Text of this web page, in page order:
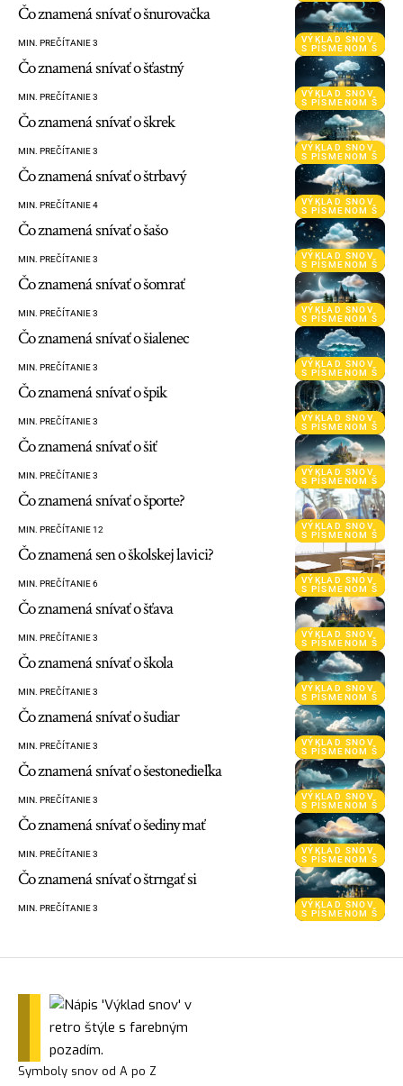
VÝKLAD SNOV
S PÍSMENOM Š
Čo znamená snívať o šnurovačka
MIN. PREČÍTANIE 3
VÝKLAD SNOV
S PÍSMENOM Š
Čo znamená snívať o šťastný
MIN. PREČÍTANIE 3
VÝKLAD SNOV
S PÍSMENOM Š
Čo znamená snívať o škrek
MIN. PREČÍTANIE 3
VÝKLAD SNOV
S PÍSMENOM Š
Čo znamená snívať o štrbavý
MIN. PREČÍTANIE 4
VÝKLAD SNOV
S PÍSMENOM Š
Čo znamená snívať o šašo
MIN. PREČÍTANIE 3
VÝKLAD SNOV
S PÍSMENOM Š
Čo znamená snívať o šomrať
MIN. PREČÍTANIE 3
VÝKLAD SNOV
S PÍSMENOM Š
Čo znamená snívať o šialenec
MIN. PREČÍTANIE 3
VÝKLAD SNOV
S PÍSMENOM Š
Čo znamená snívať o špik
MIN. PREČÍTANIE 3
VÝKLAD SNOV
S PÍSMENOM Š
Čo znamená snívať o šiť
MIN. PREČÍTANIE 3
VÝKLAD SNOV
S PÍSMENOM Š
Čo znamená snívať o športe?
MIN. PREČÍTANIE 12
VÝKLAD SNOV
S PÍSMENOM Š
Čo znamená sen o školskej lavici?
MIN. PREČÍTANIE 6
VÝKLAD SNOV
S PÍSMENOM Š
Čo znamená snívať o šťava
MIN. PREČÍTANIE 3
VÝKLAD SNOV
S PÍSMENOM Š
Čo znamená snívať o škola
MIN. PREČÍTANIE 3
VÝKLAD SNOV
S PÍSMENOM Š
Čo znamená snívať o šudiar
MIN. PREČÍTANIE 3
VÝKLAD SNOV
S PÍSMENOM Š
Čo znamená snívať o šestonedieľka
MIN. PREČÍTANIE 3
VÝKLAD SNOV
S PÍSMENOM Š
Čo znamená snívať o šediny mať
MIN. PREČÍTANIE 3
VÝKLAD SNOV
S PÍSMENOM Š
Čo znamená snívať o štrngať si
MIN. PREČÍTANIE 3
Symboly snov od A po Z